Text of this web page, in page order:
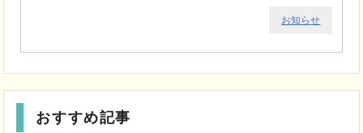
お知らせ
おすすめ記事